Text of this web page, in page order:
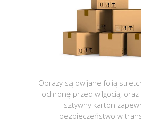
Obrazy są owijane folią
ochronę przed wilgocią,
sztywny karton
bezpieczeństwo w